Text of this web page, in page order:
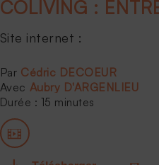
Site internet :
Cédric DECOEUR
Aubry D'ARGENLIEU
Durée : 15 minutes